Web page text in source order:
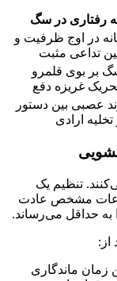
رفتاری در سگ
در اوج ظرفیت و
تداعی مثبت
بر بوی قلمرو
غریزه دفع
عصبی بین دستور
ارادی
تنظیم یک
مشخص عادت
به حداقل می‌رساند.
از:
زمان ماندگاری